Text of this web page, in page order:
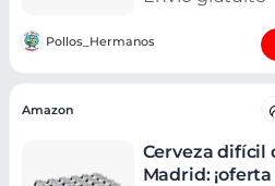
Pollos_Hermanos
Amazon
Cerveza difícil
Madrid: